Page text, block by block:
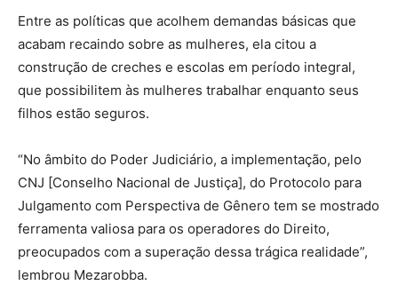
Entre as políticas que acolhem demandas básicas que
acabam recaindo sobre as mulheres, ela citou a
construção de creches e escolas em período integral,
que possibilitem às mulheres trabalhar enquanto seus
filhos estão seguros.
“No âmbito do Poder Judiciário, a implementação, pelo
CNJ [Conselho Nacional de Justiça], do Protocolo para
Julgamento com Perspectiva de Gênero tem se mostrado
ferramenta valiosa para os operadores do Direito,
preocupados com a superação dessa trágica realidade”,
lembrou Mezarobba.